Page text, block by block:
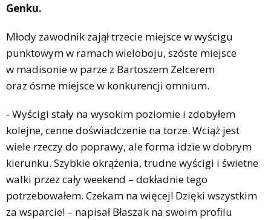
Genku.
Młody zawodnik zajął trzecie miejsce w wyścigu
punktowym w ramach wieloboju, szóste miejsce
w madisonie w parze z Bartoszem Zelcerem
oraz ósme miejsce w konkurencji omnium.
- Wyścigi stały na wysokim poziomie i zdobyłem
kolejne, cenne doświadczenie na torze. Wciąż jest
wiele rzeczy do poprawy, ale forma idzie w dobrym
kierunku. Szybkie okrążenia, trudne wyścigi i świetne
walki przez cały weekend – dokładnie tego
potrzebowałem. Czekam na więcej! Dzięki wszystkim
za wsparcie! – napisał Błaszak na swoim profilu